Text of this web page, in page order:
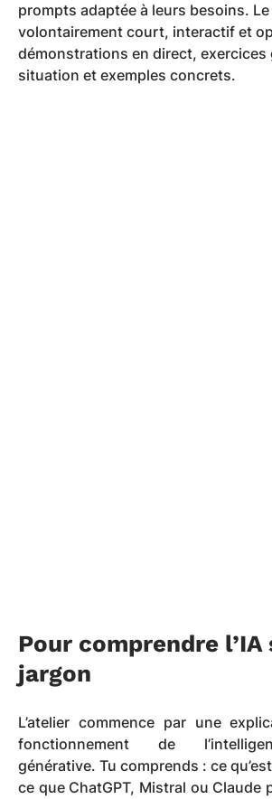
prompts adaptée à leurs besoins.
volontairement court, interactif et
démonstrations en direct, exercices
situation et exemples concrets.
Pour comprendre l’IA
jargon
L’atelier commence par une
fonctionnement de
générative. Tu comprends : ce
ce que ChatGPT, Mistral ou Claude